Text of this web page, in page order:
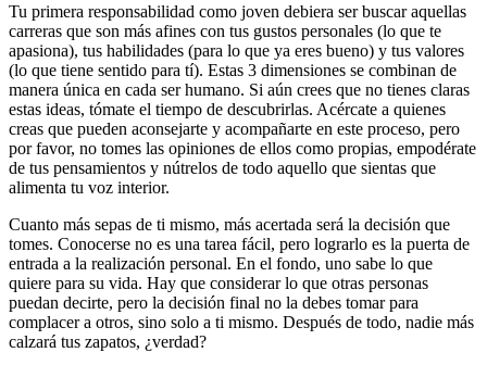
Tu primera responsabilidad como joven debiera ser buscar aquellas
carreras que son más afines con tus gustos personales (lo que te
apasiona), tus habilidades (para lo que ya eres bueno) y tus valores
(lo que tiene sentido para tí). Estas 3 dimensiones se combinan de
manera única en cada ser humano. Si aún crees que no tienes claras
estas ideas, tómate el tiempo de descubrirlas. Acércate a quienes
creas que pueden aconsejarte y acompañarte en este proceso, pero
por favor, no tomes las opiniones de ellos como propias, empodérate
de tus pensamientos y nútrelos de todo aquello que sientas que
alimenta tu voz interior.
Cuanto más sepas de ti mismo, más acertada será la decisión que
tomes. Conocerse no es una tarea fácil, pero lograrlo es la puerta de
entrada a la realización personal. En el fondo, uno sabe lo que
quiere para su vida. Hay que considerar lo que otras personas
puedan decirte, pero la decisión final no la debes tomar para
complacer a otros, sino solo a ti mismo. Después de todo, nadie más
calzará tus zapatos, ¿verdad?